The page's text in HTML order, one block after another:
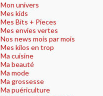
Mon univers
Mes kids
Mes Bits + Pieces
Mes envies vertes
Nos news mois par mois
Mes kilos en trop
Ma cuisine
Ma beauté
Ma mode
Ma grossesse
Ma puériculture